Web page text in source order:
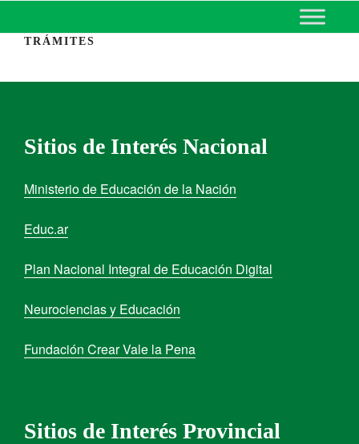
MINISTERIO DE EDUCACIÓN
DE CORRIENTES
TRÁMITES
Sitios de Interés Nacional
Ministerio de Educación de la Nación
Educ.ar
Plan Nacional Integral de Educación Digital
Neurociencias y Educación
Fundación Crear Vale la Pena
Sitios de Interés Provincial